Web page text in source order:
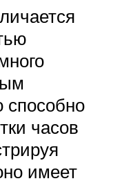
способно
часов
имеет